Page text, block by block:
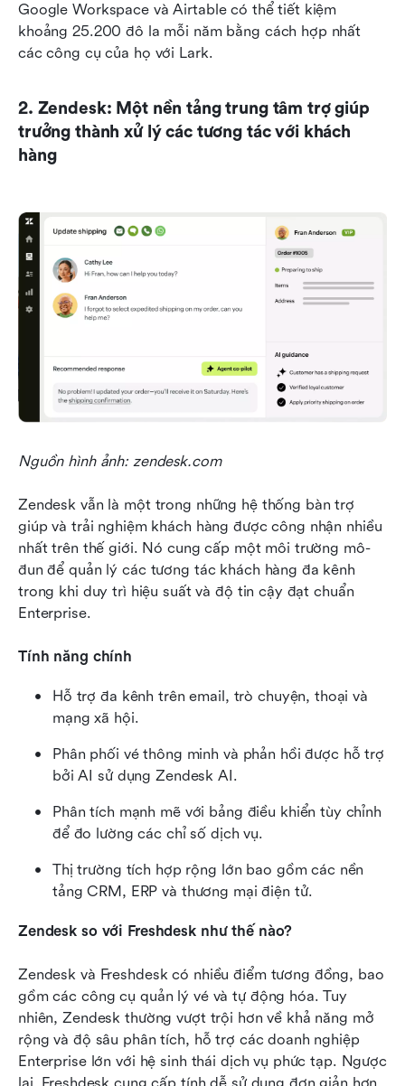
Google Workspace và Airtable có thể tiết kiệm
khoảng 25.200 đô la mỗi năm bằng cách hợp nhất
các công cụ của họ với Lark.
2. Zendesk: Một nền tảng trung tâm trợ giúp
trưởng thành xử lý các tương tác với khách
hàng
Nguồn hình ảnh: zendesk.com
Zendesk vẫn là một trong những hệ thống bàn trợ
giúp và trải nghiệm khách hàng được công nhận nhiều
nhất trên thế giới. Nó cung cấp một môi trường mô-
đun để quản lý các tương tác khách hàng đa kênh
trong khi duy trì hiệu suất và độ tin cậy đạt chuẩn
Enterprise.
Tính năng chính
Hỗ trợ đa kênh trên email, trò chuyện, thoại và
mạng xã hội.
Phân phối vé thông minh và phản hồi được hỗ trợ
bởi AI sử dụng Zendesk AI.
Phân tích mạnh mẽ với bảng điều khiển tùy chỉnh
để đo lường các chỉ số dịch vụ.
Thị trường tích hợp rộng lớn bao gồm các nền
tảng CRM, ERP và thương mại điện tử.
Zendesk so với Freshdesk như thế nào?
Zendesk và Freshdesk có nhiều điểm tương đồng, bao
gồm các công cụ quản lý vé và tự động hóa. Tuy
nhiên, Zendesk thường vượt trội hơn về khả năng mở
rộng và độ sâu phân tích, hỗ trợ các doanh nghiệp
Enterprise lớn với hệ sinh thái dịch vụ phức tạp. Ngược
lại, Freshdesk cung cấp tính dễ sử dụng đơn giản hơn